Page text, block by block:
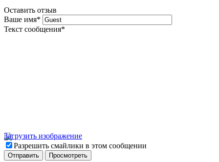
Оставить отзыв
Ваше имя*
Текст сообщения*
Загрузить изображение
Разрешить смайлики в этом сообщении